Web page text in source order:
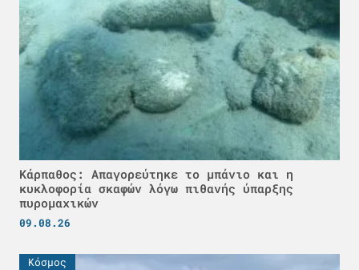
Κάρπαθος: Απαγορεύτηκε το μπάνιο και η
κυκλοφορία σκαφών λόγω πιθανής ύπαρξης
πυρομαχικών
09.08.26
Κόσμος